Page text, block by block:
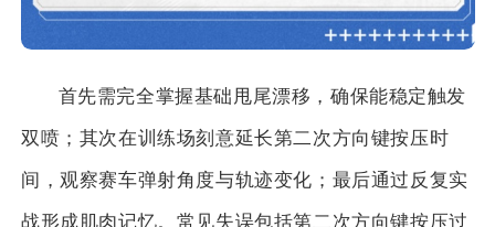
首先需完全掌握基础甩尾漂移，确保能稳定触发
双喷；其次在训练场刻意延长第二次方向键按压时
间，观察赛车弹射角度与轨迹变化；最后通过反复实
战形成肌肉记忆。常见失误包括第二次方向键按压过